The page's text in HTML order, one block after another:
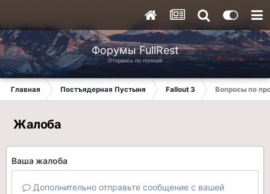
Форумы FullRest
Оторвись по полной!
Главная Постъядерная Пустыня Fallout 3 Вопросы по
Жалоба
Ваша жалоба
Дополнительно отправьте сообщение с вашей